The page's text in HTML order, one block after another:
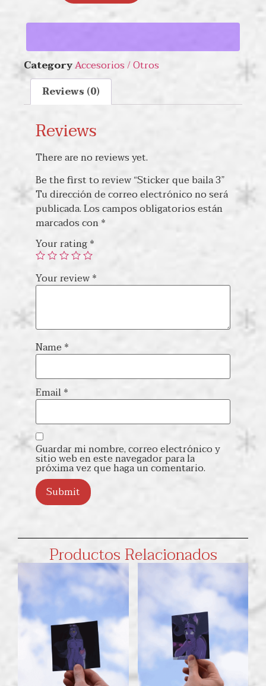
CategoryAccesorios / Otros
Reviews (0)
Reviews
There are no reviews yet.
Be the first to review “Sticker que baila 3”
Tu dirección de correo electrónico no será
publicada.Los campos obligatorios están
marcados con*
Your rating*
Your review*
Name*
Email*
Guardar mi nombre, correo electrónico y
sitio web en este navegador para la
próxima vez que haga un comentario.
Productos Relacionados